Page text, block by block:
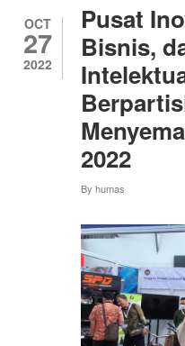
OCT
27
2022
Pusat
Bisnis,
2022
By humas